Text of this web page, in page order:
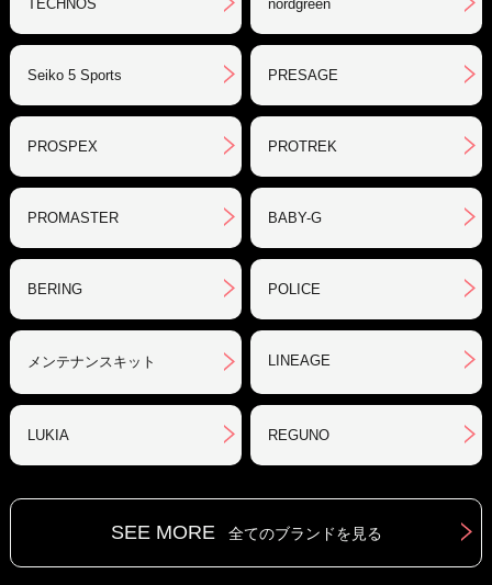
TECHNOS nordgreen
Seiko 5 Sports PRESAGE
PROSPEX PROTREK
PROMASTER BABY-G
BERING POLICE
メンテナンスキット LINEAGE
LUKIA REGUNO
SEE MORE 全てのブランドを見る